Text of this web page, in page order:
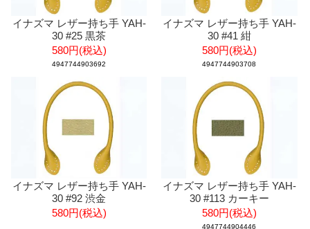
イナズマ レザー持ち手 YAH-
30 #25 黒茶
580円(税込)
4947744903692
イナズマ レザー持ち手 YAH-
30 #41 紺
580円(税込)
4947744903708
イナズマ レザー持ち手 YAH-
30 #92 渋金
580円(税込)
イナズマ レザー持ち手 YAH-
30 #113 カーキー
580円(税込)
4947744904446